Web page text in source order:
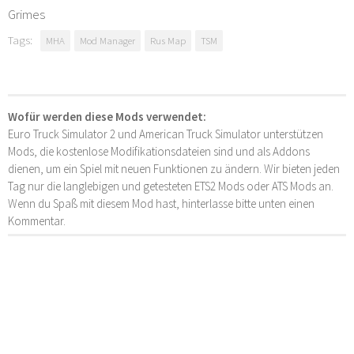
Grimes
Tags: MHA Mod Manager Rus Map TSM
Wofür werden diese Mods verwendet:
Euro Truck Simulator 2 und American Truck Simulator unterstützen
Mods, die kostenlose Modifikationsdateien sind und als Addons
dienen, um ein Spiel mit neuen Funktionen zu ändern. Wir bieten jeden
Tag nur die langlebigen und getesteten ETS2 Mods oder ATS Mods an.
Wenn du Spaß mit diesem Mod hast, hinterlasse bitte unten einen
Kommentar.